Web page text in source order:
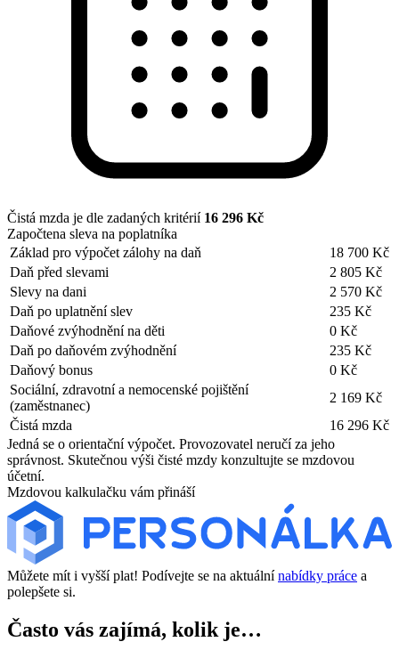
Čistá mzda je dle zadaných kritérií 16 296 Kč
Započtena sleva na poplatníka
Základ pro výpočet zálohy na daň
18 700 Kč
Daň před slevami
2 805 Kč
Slevy na dani
2 570 Kč
Daň po uplatnění slev
235 Kč
Daňové zvýhodnění na děti
0 Kč
Daň po daňovém zvýhodnění
235 Kč
Daňový bonus
0 Kč
Sociální, zdravotní a nemocenské pojištění
(zaměstnanec)
2 169 Kč
Čistá mzda
16 296 Kč
Jedná se o orientační výpočet. Provozovatel neručí za jeho
správnost. Skutečnou výši čisté mzdy konzultujte se mzdovou
účetní.
Mzdovou kalkulačku vám přináší
Můžete mít i vyšší plat! Podívejte se na aktuálnínabídky práce a
polepšete si.
Často vás zajímá, kolik je…